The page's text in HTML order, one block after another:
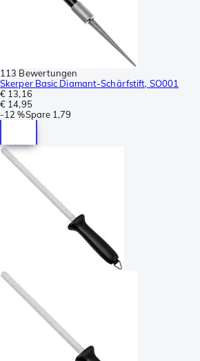
113 Bewertungen
Skerper Basic Diamant-Schärfstift, SO001
€ 13,16
€ 14,95
-12 %Spare 1,79